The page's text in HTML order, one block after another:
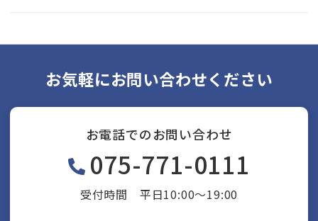
お気軽にお問い合わせください
お電話でのお問い合わせ
075-771-0111
受付時間 平日10:00～19:00